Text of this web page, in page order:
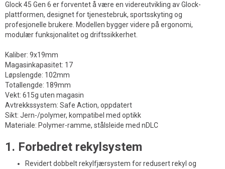
Glock 45 Gen 6 er forventet å være en videreutvikling av Glock-
plattformen, designet for tjenestebruk, sportsskyting og
profesjonelle brukere. Modellen bygger videre på ergonomi,
modulær funksjonalitet og driftssikkerhet.
Kaliber: 9x19mm
Magasinkapasitet: 17
Løpslengde: 102mm
Totallengde: 189mm
Vekt: 615g uten magasin
Avtrekkssystem: Safe Action, oppdatert
Sikt: Jern-/polymer, kompatibel med optikk
Materiale: Polymer-ramme, stålsleide med nDLC
1. Forbedret rekylsystem
Revidert dobbelt rekylfjærsystem for redusert rekyl og